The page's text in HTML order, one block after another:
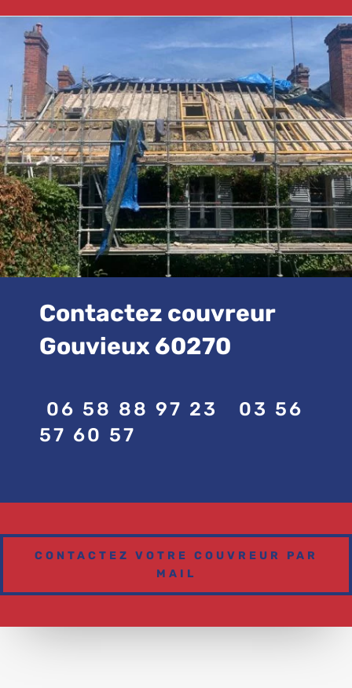
Contactez couvreur
Gouvieux 60270
06 58 88 97 23
03 56
57 60 57
CONTACTEZ VOTRE COUVREUR PAR
MAIL